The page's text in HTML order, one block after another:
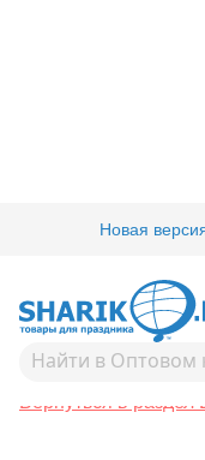
Новая
Товары для
1107-0019ШДМ
Вернуться в